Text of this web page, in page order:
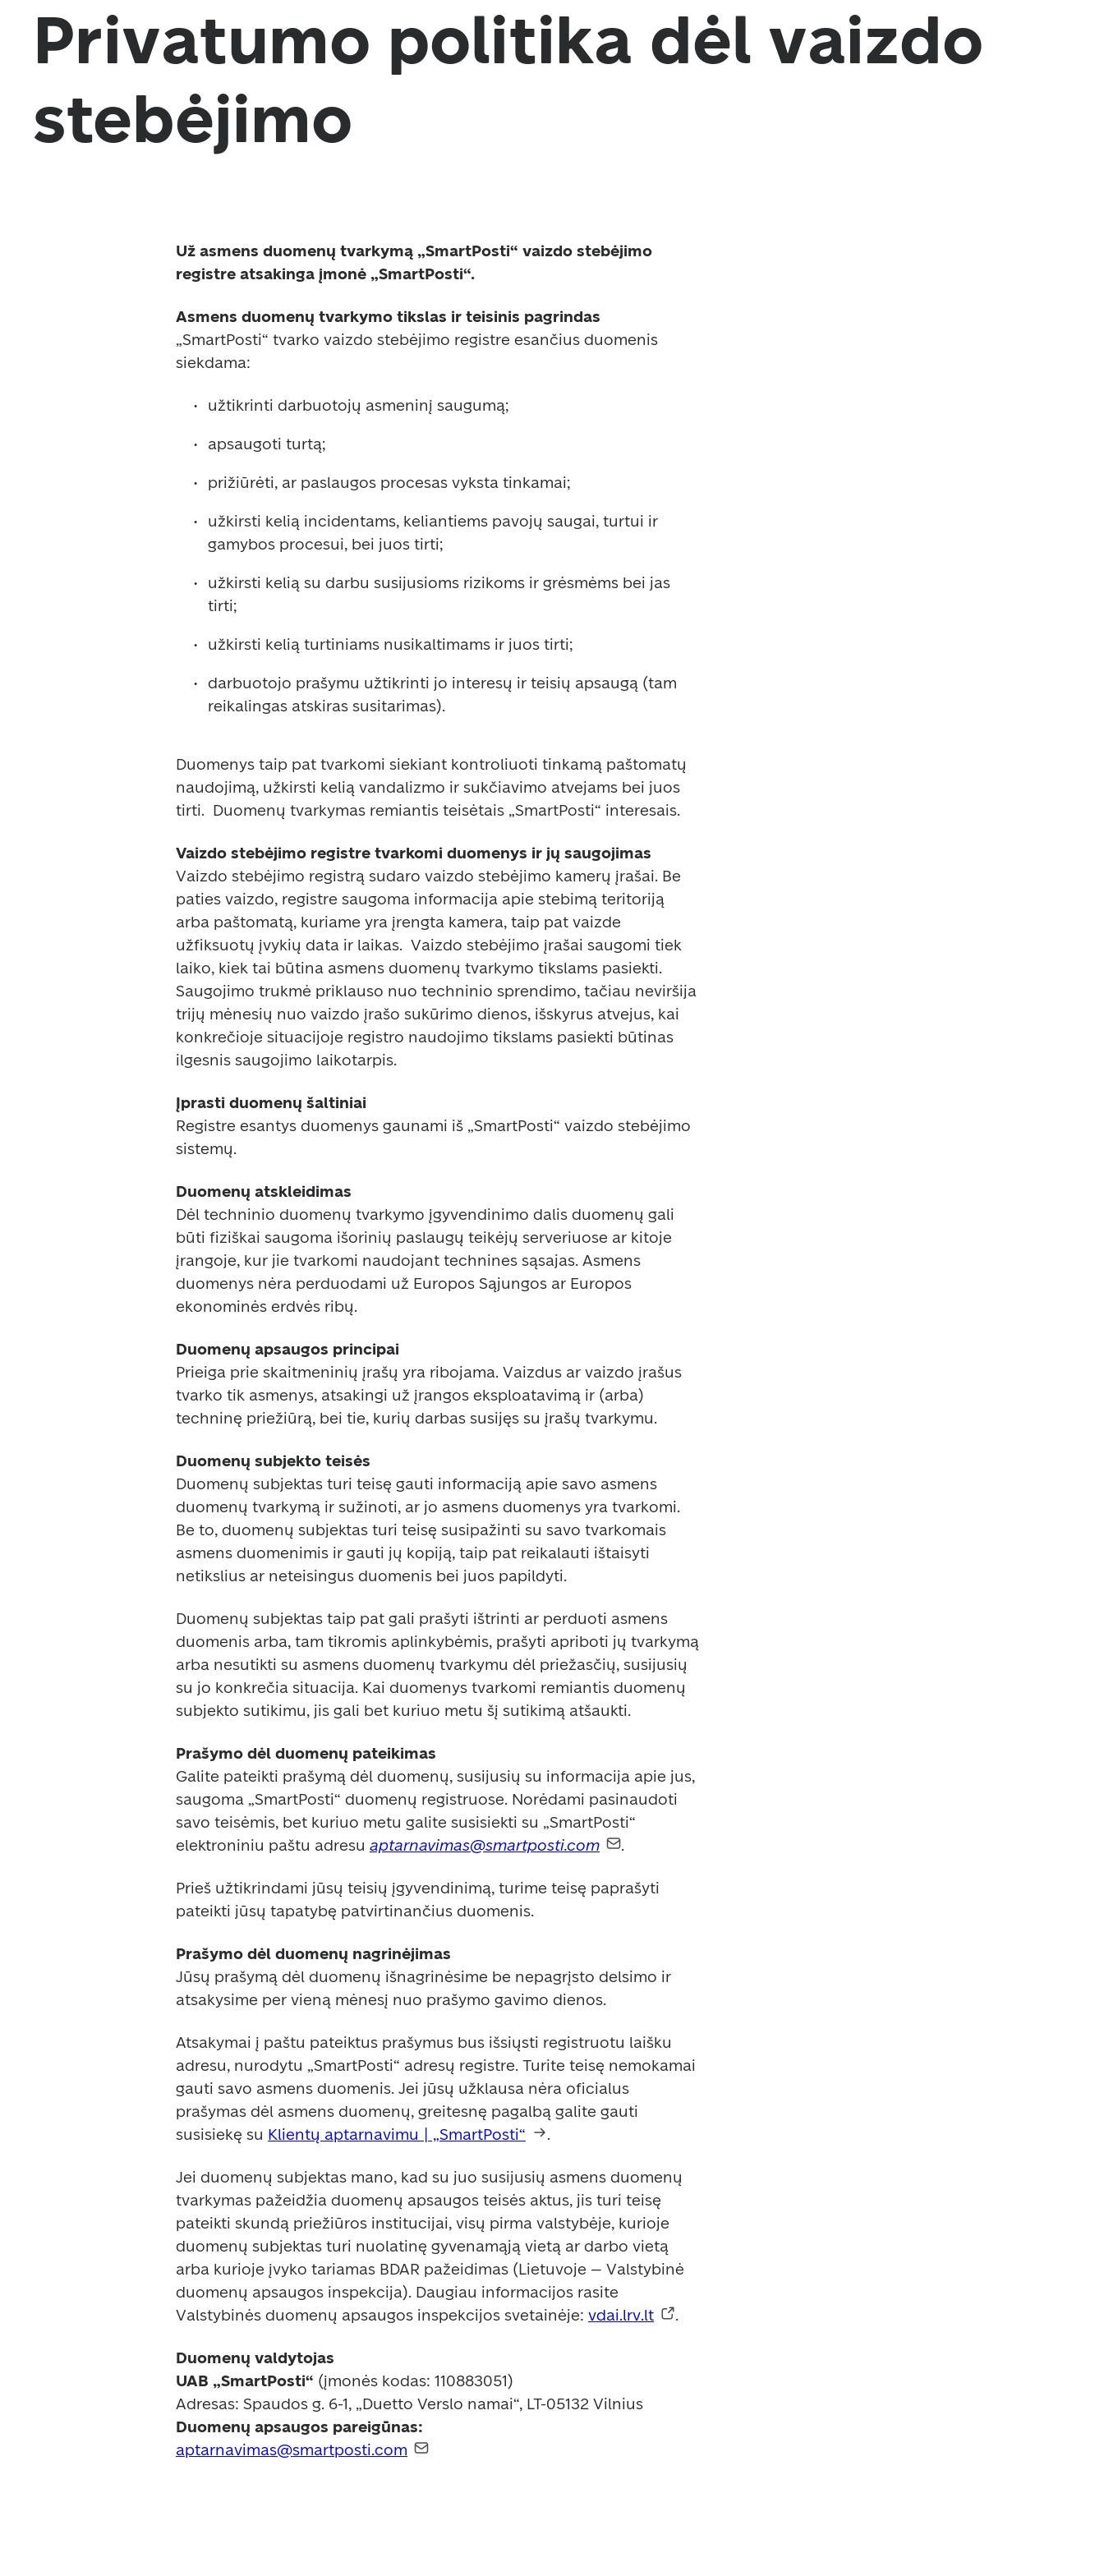
Privatumo politika dėl vaizdo
stebėjimo
Už asmens duomenų tvarkymą „SmartPosti“ vaizdo stebėjimo
registre atsakinga įmonė „SmartPosti“.
„SmartPosti“ tvarko vaizdo stebėjimo registre esančius duomenis
siekdama:
užtikrinti darbuotojų asmeninį saugumą;
apsaugoti turtą;
prižiūrėti, ar paslaugos procesas vyksta tinkamai;
užkirsti kelią incidentams, keliantiems pavojų saugai, turtui ir
gamybos procesui, bei juos tirti;
užkirsti kelią su darbu susijusioms rizikoms ir grėsmėms bei jas
tirti;
užkirsti kelią turtiniams nusikaltimams ir juos tirti;
darbuotojo prašymu užtikrinti jo interesų ir teisių apsaugą (tam
reikalingas atskiras susitarimas).
Duomenys taip pat tvarkomi siekiant kontroliuoti tinkamą paštomatų
naudojimą, užkirsti kelią vandalizmo ir sukčiavimo atvejams bei juos
tirti.  Duomenų tvarkymas remiantis teisėtais „SmartPosti“ interesais.
Vaizdo stebėjimo registre tvarkomi duomenys ir jų saugojimas
Vaizdo stebėjimo registrą sudaro vaizdo stebėjimo kamerų įrašai. Be
paties vaizdo, registre saugoma informacija apie stebimą teritoriją
arba paštomatą, kuriame yra įrengta kamera, taip pat vaizde
užfiksuotų įvykių data ir laikas.  Vaizdo stebėjimo įrašai saugomi tiek
laiko, kiek tai būtina asmens duomenų tvarkymo tikslams pasiekti.
Saugojimo trukmė priklauso nuo techninio sprendimo, tačiau neviršija
trijų mėnesių nuo vaizdo įrašo sukūrimo dienos, išskyrus atvejus, kai
konkrečioje situacijoje registro naudojimo tikslams pasiekti būtinas
ilgesnis saugojimo laikotarpis.
Įprasti duomenų šaltiniai
Registre esantys duomenys gaunami iš „SmartPosti“ vaizdo stebėjimo
sistemų.
Duomenų atskleidimas
Dėl techninio duomenų tvarkymo įgyvendinimo dalis duomenų gali
būti fiziškai saugoma išorinių paslaugų teikėjų serveriuose ar kitoje
įrangoje, kur jie tvarkomi naudojant technines sąsajas. Asmens
duomenys nėra perduodami už Europos Sąjungos ar Europos
ekonominės erdvės ribų.
Duomenų apsaugos principai
Prieiga prie skaitmeninių įrašų yra ribojama. Vaizdus ar vaizdo įrašus
tvarko tik asmenys, atsakingi už įrangos eksploatavimą ir (arba)
techninę priežiūrą, bei tie, kurių darbas susijęs su įrašų tvarkymu.
Duomenų subjekto teisės
Duomenų subjektas turi teisę gauti informaciją apie savo asmens
duomenų tvarkymą ir sužinoti, ar jo asmens duomenys yra tvarkomi.
Be to, duomenų subjektas turi teisę susipažinti su savo tvarkomais
asmens duomenimis ir gauti jų kopiją, taip pat reikalauti ištaisyti
netikslius ar neteisingus duomenis bei juos papildyti.
Duomenų subjektas taip pat gali prašyti ištrinti ar perduoti asmens
duomenis arba, tam tikromis aplinkybėmis, prašyti apriboti jų tvarkymą
arba nesutikti su asmens duomenų tvarkymu dėl priežasčių, susijusių
su jo konkrečia situacija. Kai duomenys tvarkomi remiantis duomenų
subjekto sutikimu, jis gali bet kuriuo metu šį sutikimą atšaukti.
Prašymo dėl duomenų pateikimas
Galite pateikti prašymą dėl duomenų, susijusių su informacija apie jus,
saugoma „SmartPosti“ duomenų registruose. Norėdami pasinaudoti
savo teisėmis, bet kuriuo metu galite susisiekti su „SmartPosti“
elektroniniu paštu adresu aptarnavimas@smartposti.com .
Prieš užtikrindami jūsų teisių įgyvendinimą, turime teisę paprašyti
pateikti jūsų tapatybę patvirtinančius duomenis.
Prašymo dėl duomenų nagrinėjimas
Jūsų prašymą dėl duomenų išnagrinėsime be nepagrįsto delsimo ir
atsakysime per vieną mėnesį nuo prašymo gavimo dienos.
Atsakymai į paštu pateiktus prašymus bus išsiųsti registruotu laišku
adresu, nurodytu „SmartPosti“ adresų registre. Turite teisę nemokamai
gauti savo asmens duomenis. Jei jūsų užklausa nėra oficialus
prašymas dėl asmens duomenų, greitesnę pagalbą galite gauti
susisiekę su Klientų aptarnavimu | „SmartPosti“ .
Jei duomenų subjektas mano, kad su juo susijusių asmens duomenų
tvarkymas pažeidžia duomenų apsaugos teisės aktus, jis turi teisę
pateikti skundą priežiūros institucijai, visų pirma valstybėje, kurioje
duomenų subjektas turi nuolatinę gyvenamąją vietą ar darbo vietą
arba kurioje įvyko tariamas BDAR pažeidimas (Lietuvoje – Valstybinė
duomenų apsaugos inspekcija). Daugiau informacijos rasite
Valstybinės duomenų apsaugos inspekcijos svetainėje: vdai.lrv.lt .
Duomenų valdytojas
UAB „SmartPosti“ (įmonės kodas: 110883051)
Duomenų apsaugos pareigūnas:
aptarnavimas@smartposti.com